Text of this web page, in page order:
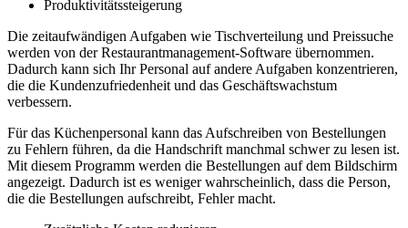
Produktivitätssteigerung
Die zeitaufwändigen Aufgaben wie Tischverteilung und Preissuche
werden von der Restaurantmanagement-Software übernommen.
Dadurch kann sich Ihr Personal auf andere Aufgaben konzentrieren,
die die Kundenzufriedenheit und das Geschäftswachstum
verbessern.
Für das Küchenpersonal kann das Aufschreiben von Bestellungen
zu Fehlern führen, da die Handschrift manchmal schwer zu lesen ist.
Mit diesem Programm werden die Bestellungen auf dem Bildschirm
angezeigt. Dadurch ist es weniger wahrscheinlich, dass die Person,
die die Bestellungen aufschreibt, Fehler macht.